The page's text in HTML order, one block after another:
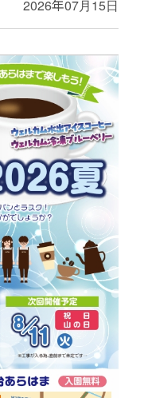
2026年07月15日